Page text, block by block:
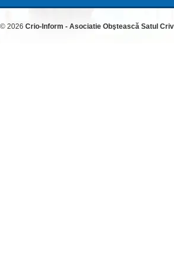
© 2026 Crio-Inform - Asociatie Obştească Satul